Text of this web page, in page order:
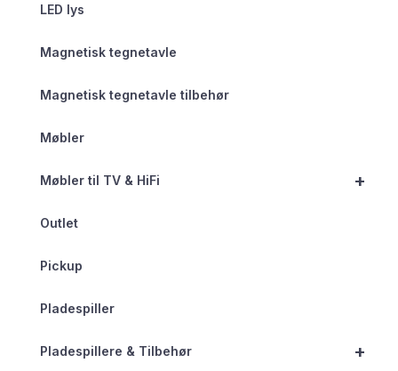
LED lys
Magnetisk tegnetavle
Magnetisk tegnetavle tilbehør
Møbler
+
Møbler til TV & HiFi
Outlet
Pickup
Pladespiller
+
Pladespillere & Tilbehør